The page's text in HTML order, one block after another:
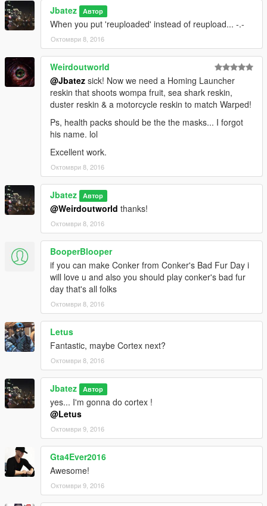
Jbatez Автор
When you put 'reuploaded' instead of reupload... -.-
Октомври 8, 2016
Weirdoutworld
@Jbatez sick! Now we need a Homing Launcher
reskin that shoots wompa fruit, sea shark reskin,
duster reskin & a motorcycle reskin to match Warped!
Ps, health packs should be the the masks... I forgot
his name. lol
Excellent work.
Октомври 8, 2016
Jbatez Автор
@Weirdoutworld thanks!
Октомври 8, 2016
BooperBlooper
if you can make Conker from Conker's Bad Fur Day i
will love u and also you should play conker's bad fur
day that's all folks
Октомври 8, 2016
Letus
Fantastic, maybe Cortex next?
Октомври 8, 2016
Jbatez Автор
yes... I'm gonna do cortex !
@Letus
Октомври 9, 2016
Gta4Ever2016
Awesome!
Октомври 9, 2016